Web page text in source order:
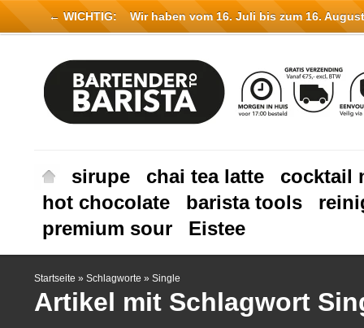
sirupe chai tea latte
cocktail
hot chocolate
barista tools
premium sour
Eistee
Startseite » Schlagworte » Single
Artikel mit Schlagwort
← WICHTIG: Wir haben vom 16. Juli bis zum 16.